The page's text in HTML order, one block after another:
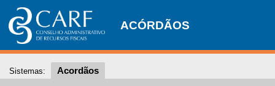
ACÓRDÃOS
Sistemas: Acordãos